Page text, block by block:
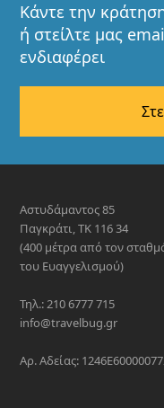
Κάντε την
ή στείλτε μας
ενδιαφέρει
Αστυδάμαντος 85
Παγκράτι, ΤΚ 116 34
(400 μέτρα από τον
του Ευαγγελισμού)
Τηλ.: 210 6777 715
info@travelbug.gr
Αρ. Αδείας: